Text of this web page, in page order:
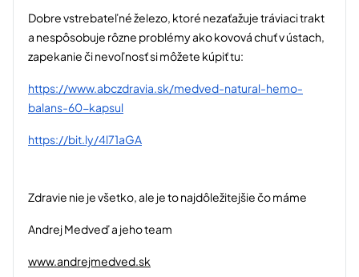
Dobre vstrebateľné železo, ktoré nezaťažuje tráviaci trakt
a nespôsobuje rôzne problémy ako kovová chuť v ústach,
zapekanie či nevoľnosť si môžete kúpiť tu:
https://www.abczdravia.sk/medved-natural-hemo-
balans-60-kapsul
https://bit.ly/4l71aGA
Zdravie nie je všetko, ale je to najdôležitejšie čo máme
Andrej Medveď a jeho team
www.andrejmedved.sk